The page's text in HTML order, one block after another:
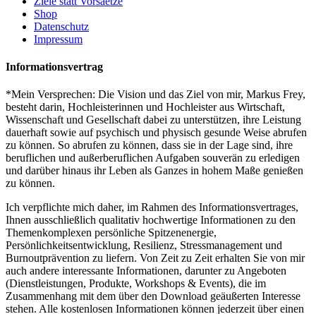
Shop
Datenschutz
Impressum
Informationsvertrag
*Mein Versprechen: Die Vision und das Ziel von mir, Markus Frey,
besteht darin, Hochleisterinnen und Hochleister aus Wirtschaft,
Wissenschaft und Gesellschaft dabei zu unterstützen, ihre Leistung
dauerhaft sowie auf psychisch und physisch gesunde Weise abrufen
zu können. So abrufen zu können, dass sie in der Lage sind, ihre
beruflichen und außerberuflichen Aufgaben souverän zu erledigen
und darüber hinaus ihr Leben als Ganzes in hohem Maße genießen
zu können.
Ich verpflichte mich daher, im Rahmen des Informationsvertrages,
Ihnen ausschließlich qualitativ hochwertige Informationen zu den
Themenkomplexen persönliche Spitzenenergie,
Persönlichkeitsentwicklung, Resilienz, Stressmanagement und
Burnoutprävention zu liefern. Von Zeit zu Zeit erhalten Sie von mir
auch andere interessante Informationen, darunter zu Angeboten
(Dienstleistungen, Produkte, Workshops & Events), die im
Zusammenhang mit dem über den Download geäußerten Interesse
stehen. Alle kostenlosen Informationen können jederzeit über einen